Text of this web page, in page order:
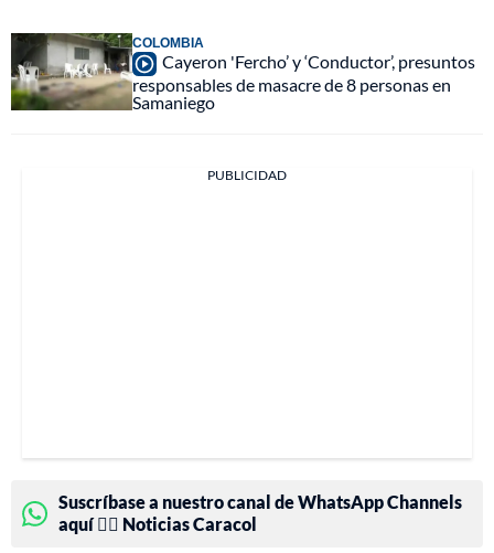
COLOMBIA
Cayeron 'Fercho’ y ‘Conductor’, presuntos
responsables de masacre de 8 personas en
Samaniego
PUBLICIDAD
Suscríbase a nuestro canal de WhatsApp Channels
aquí 👉🏻 Noticias Caracol